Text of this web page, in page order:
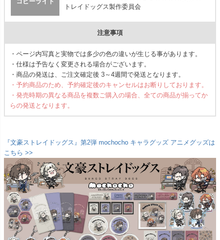
トレイドッグス製作委員会
注意事項
・ページ内写真と実物では多少の色の違いが生じる事があります。
・仕様は予告なく変更される場合がございます。
・商品の発送は、ご注文確定後 3～4週間で発送となります。
・予約商品のため、予約確定後のキャンセルはお断りしております。
・発売時期の異なる商品を複数ご購入の場合、全ての商品が揃ってか
らの発送となります。
『文豪ストレイドッグス』第2弾 mochocho キャラグッズ アニメグッズは
こちら >>